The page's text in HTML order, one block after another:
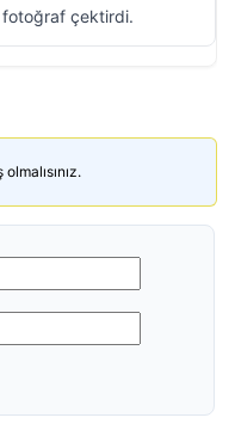
fotoğraf çektirdi.